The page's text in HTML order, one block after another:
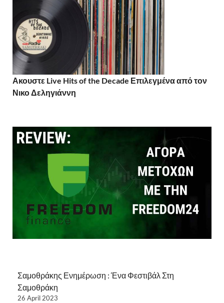
Ακουστε Live Hits of the Decade Επιλεγμένα από τον
Νικο Δεληγιάννη
Σαμοθράκης Ενημέρωση : Ένα Φεστιβάλ Στη
Σαμοθράκη
26 April 2023